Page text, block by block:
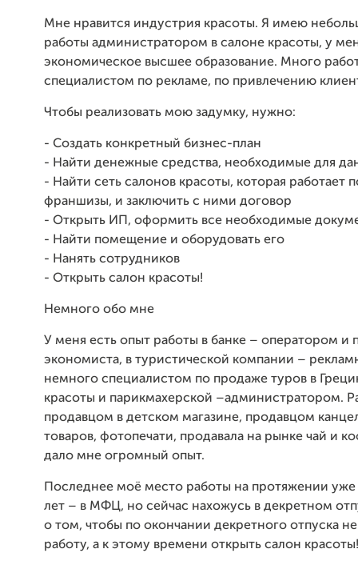
Мне нравится индустрия красоты. Я имею
работы администратором в салоне красоты, у
экономическое высшее образование. Много
специалистом по рекламе, по привлечению
Чтобы реализовать мою задумку, нужно:
- Создать конкретный бизнес-план
- Найти денежные средства, необходимые для
- Найти сеть салонов красоты, которая работает
франшизы, и заключить с ними договор
- Открыть ИП, оформить все необходимые
- Найти помещение и оборудовать его
- Нанять сотрудников
- Открыть салон красоты!
Немного обо мне
У меня есть опыт работы в банке – оператором
экономиста, в туристической компании –
немного специалистом по продаже туров в
красоты и парикмахерской –администратором.
продавцом в детском магазине, продавцом
товаров, фотопечати, продавала на рынке чай и
дало мне огромный опыт.
Последнее моё место работы на протяжении
лет – в МФЦ, но сейчас нахожусь в декретном
о том, чтобы по окончании декретного отпуска
работу, а к этому времени открыть салон красоты!